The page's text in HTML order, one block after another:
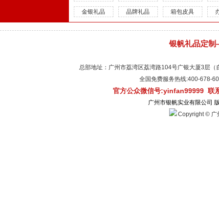
金银礼品 品牌礼品 箱包皮具
银帆礼品定
总部地址：广州市荔湾区荔湾路104号广银大厦3层
全国免费服务热线:400-
官方公众微信号:yinfan99999 联
广州市银帆实业有限公司
Copyright © 广